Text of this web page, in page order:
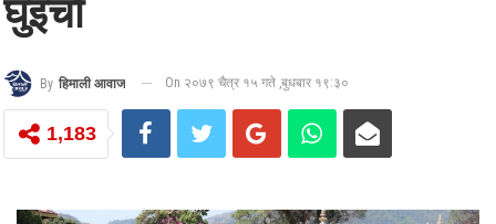
घुँइचो
By हिमाली आवाज On २०७९ चैत्र १५ गते ,बुधबार १९:३०
1,183